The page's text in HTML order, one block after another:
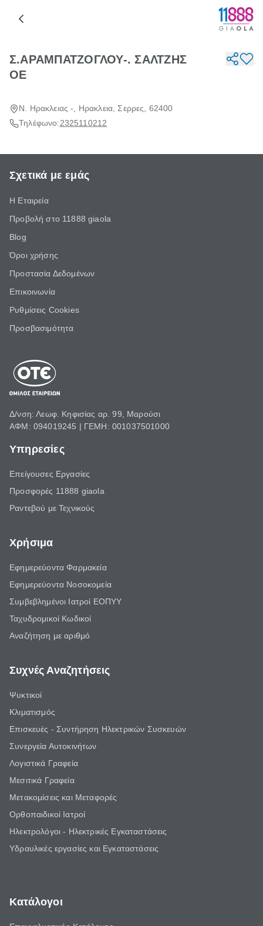
Σ.ΑΡΑΜΠΑΤΖΟΓΛΟΥ-. ΣΑΛΤΖΗΣ
ΟΕ
Ν. Ηρακλειας -, Ηρακλεια, Σερρες, 62400
Τηλέφωνο:2325110212
Σχετικά με εμάς
Η Εταιρεία
Προβολή στο 11888 giaola
Blog
Όροι χρήσης
Προστασία Δεδομένων
Επικοινωνία
Ρυθμίσεις Cookies
Προσβασιμότητα
Δ/νση: Λεωφ. Κηφισίας αρ. 99, Μαρούσι
ΑΦΜ: 094019245 | ΓΕΜΗ: 001037501000
Υπηρεσίες
Επείγουσες Εργασίες
Προσφορές 11888 giaola
Ραντεβού με Τεχνικούς
Χρήσιμα
Εφημερεύοντα Φαρμακεία
Εφημερεύοντα Νοσοκομεία
Συμβεβλημένοι Ιατροί ΕΟΠΥΥ
Ταχυδρομικοί Κωδικοί
Αναζήτηση με αριθμό
Συχνές Αναζητήσεις
Ψυκτικοί
Κλιματισμός
Επισκευές - Συντήρηση Ηλεκτρικών Συσκευών
Συνεργεία Αυτοκινήτων
Λογιστικά Γραφεία
Μεσιτικά Γραφεία
Μετακομίσεις και Μεταφορές
Ορθοπαιδικοί Ιατροί
Ηλεκτρολόγοι - Ηλεκτρικές Εγκαταστάσεις
Υδραυλικές εργασίες και Εγκαταστάσεις
Κατάλογοι